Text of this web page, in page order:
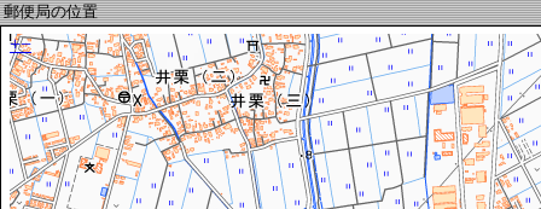
郵便局の位置